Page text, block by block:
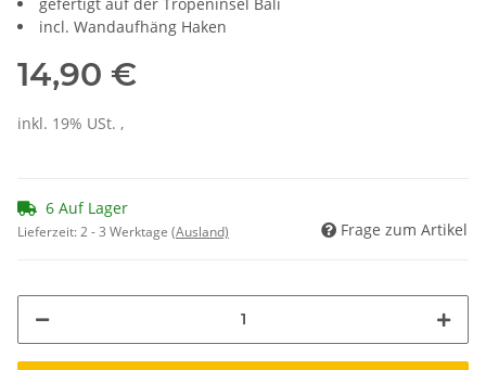
incl. Wandaufhäng Haken
14,90 €
inkl. 19% USt. ,
6 Auf Lager
Lieferzeit:2 - 3 Werktage (Ausland) Frage zum Artikel